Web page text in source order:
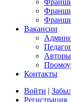
Вакансии
Авторы
Контакты
Войти |
Регистрация